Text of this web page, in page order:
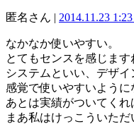
匿名さん | 2014.11.23
なかなか使いやすい。
とてもセンスを感じます
システムといい、デザイ
感覚で使いやすいように
あとは実績がついてくれ
まあ私はけっこういただ